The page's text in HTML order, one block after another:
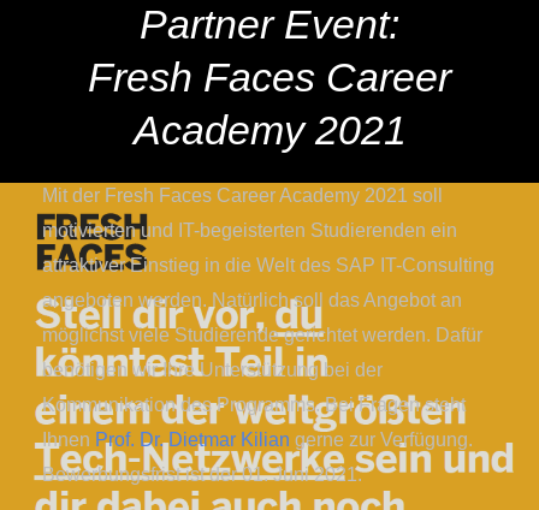
Partner Event:
Fresh Faces Career
Academy 2021
Mit der Fresh Faces Career Academy 2021 soll
motivierten und IT-begeisterten Studierenden ein
attraktiver Einstieg in die Welt des SAP IT-Consulting
angeboten werden. Natürlich soll das Angebot an
möglichst viele Studierende gerichtet werden. Dafür
benötigen wir Ihre Unterstützung bei der
Kommunikation des Programms. Bei Fragen steht
Ihnen Prof. Dr. Dietmar Kilian gerne zur Verfügung.
Bewerbungsfrist ist der 01. Juni 2021.